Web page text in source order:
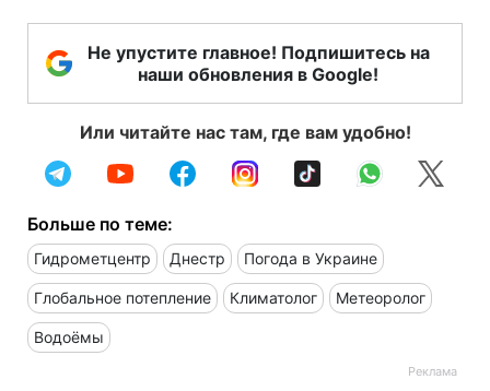
Не упустите главное! Подпишитесь на
наши обновления в Google!
Или читайте нас там, где вам удобно!
Больше по теме:
Гидрометцентр Днестр Погода в Украине
Глобальное потепление Климатолог Метеоролог
Водоёмы